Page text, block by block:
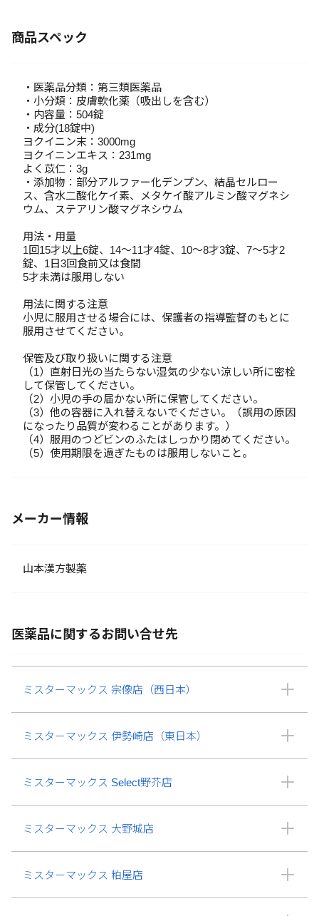
商品スペック
・医薬品分類：第三類医薬品
・小分類：皮膚軟化薬（吸出しを含む）
・内容量：504錠
・成分(18錠中)
ヨクイニン末：3000mg
ヨクイニンエキス：231mg
よく苡仁：3g
・添加物：部分アルファー化デンプン、結晶セルロー
ス、含水二酸化ケイ素、メタケイ酸アルミン酸マグネシ
ウム、ステアリン酸マグネシウム
用法・用量
1回15才以上6錠、14～11才4錠、10～8才3錠、7～5才2
錠、1日3回食前又は食間
5才未満は服用しない
用法に関する注意
小児に服用させる場合には、保護者の指導監督のもとに
服用させてください。
保管及び取り扱いに関する注意
（1）直射日光の当たらない湿気の少ない涼しい所に密栓
して保管してください。
（2）小児の手の届かない所に保管してください。
（3）他の容器に入れ替えないでください。（誤用の原因
になったり品質が変わることがあります。）
（4）服用のつどビンのふたはしっかり閉めてください。
（5）使用期限を過ぎたものは服用しないこと。
メーカー情報
山本漢方製薬
医薬品に関するお問い合せ先
ミスターマックス 宗像店（西日本）
ミスターマックス 伊勢崎店（東日本）
ミスターマックス Select野芥店
ミスターマックス 大野城店
ミスターマックス 粕屋店